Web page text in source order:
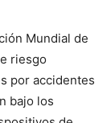
Mundial de
riesgo
por accidentes
bajo los